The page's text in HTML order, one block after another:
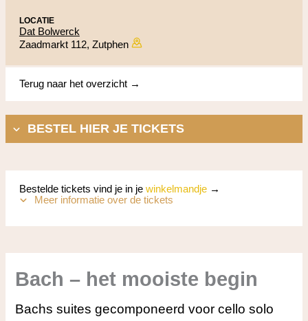
Bach – het mooiste begin
Bachs suites gecomponeerd voor cello solo
LOCATIE
Dat Bolwerck
Zaadmarkt 112, Zutphen
Terug naar het overzicht →
BESTEL HIER JE TICKETS
Bestelde tickets vind je in je winkelmandje→
Meer informatie over de tickets